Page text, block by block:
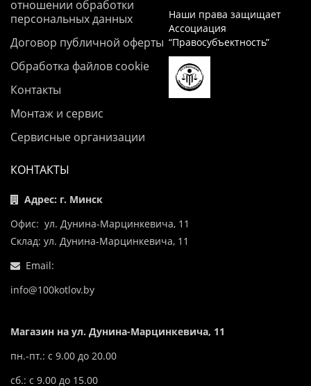
отношении обработки
персональных данных
Договор публичной оферты
Обработка файлов cookie
Контакты
Монтаж и сервис
Сервисные организации
Наши права защищает
Ассоциация
“Правосубъектность”
КОНТАКТЫ
Адрес: г. Минск
Офис: ул. Дунина-Марцинкевича, 11
Склад: ул. Дунина-Марцинкевича, 11
Email:
info@100kotlov.by
Магазин на ул. Дунина-Марцинкевича, 11
пн.-пт.: с 9.00 до 20.00
сб.: с 9.00 до 15.00